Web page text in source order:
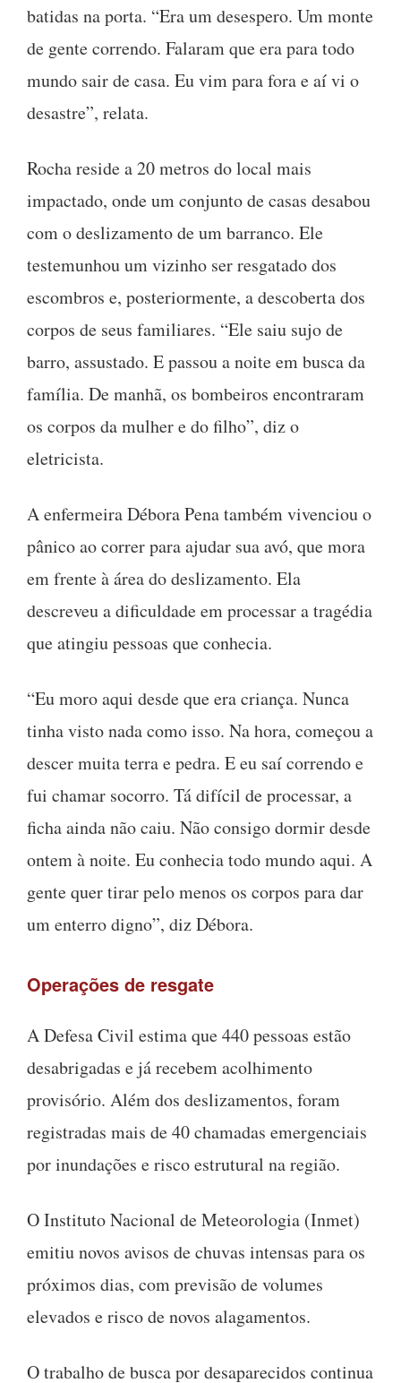
batidas na porta. “Era um desespero. Um monte
de gente correndo. Falaram que era para todo
mundo sair de casa. Eu vim para fora e aí vi o
desastre”, relata.
Rocha reside a 20 metros do local mais
impactado, onde um conjunto de casas desabou
com o deslizamento de um barranco. Ele
testemunhou um vizinho ser resgatado dos
escombros e, posteriormente, a descoberta dos
corpos de seus familiares. “Ele saiu sujo de
barro, assustado. E passou a noite em busca da
família. De manhã, os bombeiros encontraram
os corpos da mulher e do filho”, diz o
eletricista.
A enfermeira Débora Pena também vivenciou o
pânico ao correr para ajudar sua avó, que mora
em frente à área do deslizamento. Ela
descreveu a dificuldade em processar a tragédia
que atingiu pessoas que conhecia.
“Eu moro aqui desde que era criança. Nunca
tinha visto nada como isso. Na hora, começou a
descer muita terra e pedra. E eu saí correndo e
fui chamar socorro. Tá difícil de processar, a
ficha ainda não caiu. Não consigo dormir desde
ontem à noite. Eu conhecia todo mundo aqui. A
gente quer tirar pelo menos os corpos para dar
um enterro digno”, diz Débora.
Operações de resgate
A Defesa Civil estima que 440 pessoas estão
desabrigadas e já recebem acolhimento
provisório. Além dos deslizamentos, foram
registradas mais de 40 chamadas emergenciais
por inundações e risco estrutural na região.
O Instituto Nacional de Meteorologia (Inmet)
emitiu novos avisos de chuvas intensas para os
próximos dias, com previsão de volumes
elevados e risco de novos alagamentos.
O trabalho de busca por desaparecidos continua